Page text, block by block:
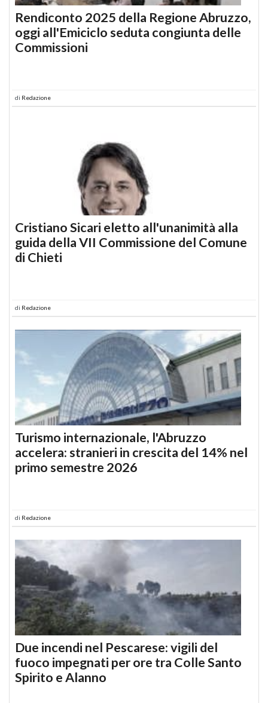
Rendiconto 2025 della Regione Abruzzo,
oggi all'Emiciclo seduta congiunta delle
Commissioni
di Redazione
Cristiano Sicari eletto all'unanimità alla
guida della VII Commissione del Comune
di Chieti
di Redazione
Turismo internazionale, l'Abruzzo
accelera: stranieri in crescita del 14% nel
primo semestre 2026
di Redazione
Due incendi nel Pescarese: vigili del
fuoco impegnati per ore tra Colle Santo
Spirito e Alanno